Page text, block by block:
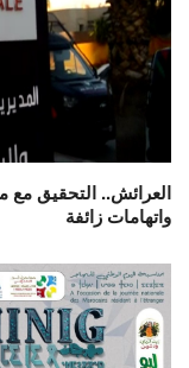
العرائش.. التحقيق مع
واتهامات زائفة